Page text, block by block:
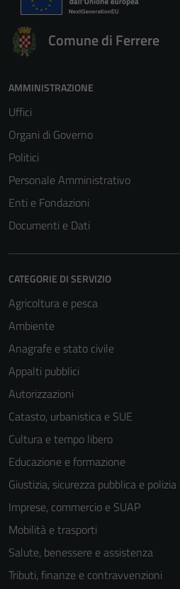
Comune di Ferrere
AMMINISTRAZIONE
Uffici
Organi di Governo
Politici
Personale Amministrativo
Enti e Fondazioni
Documenti e Dati
CATEGORIE DI SERVIZIO
Agricoltura e pesca
Ambiente
Anagrafe e stato civile
Appalti pubblici
Autorizzazioni
Catasto, urbanistica e SUE
Cultura e tempo libero
Educazione e formazione
Giustizia, sicurezza pubblica e
Imprese, commercio e SUAP
Mobilità e trasporti
Salute, benessere e assistenza
Tributi, finanze e contravvenzioni